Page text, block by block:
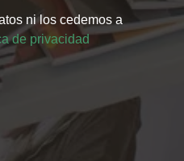
ni los cedemos a
de privacidad